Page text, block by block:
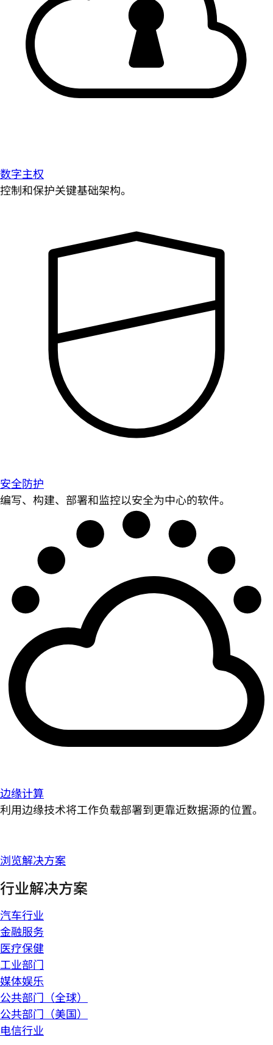
数字主权
控制和保护关键基础架构。
安全防护
编写、构建、部署和监控以安全为中心的软件。
边缘计算
利用边缘技术将工作负载部署到更靠近数据源的位置。
浏览解决方案
行业解决方案
汽车行业
金融服务
医疗保健
工业部门
媒体娱乐
公共部门（全球）
公共部门（美国）
电信行业